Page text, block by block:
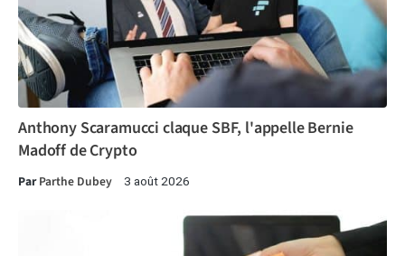
Anthony Scaramucci claque SBF, l'appelle Bernie
Madoff de Crypto
ParParthe Dubey 3 août 2026